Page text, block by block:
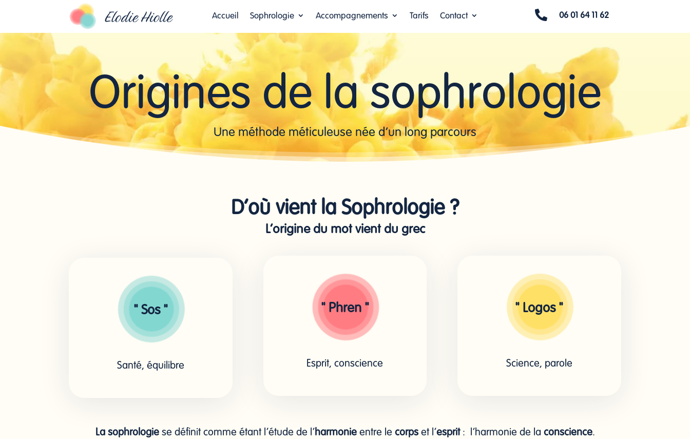
Accueil Sophrologie Accompagnements Tarifs Contact  06 01 64 11 62
Origines de la sophrologie
Une méthode méticuleuse née d’un long parcours
D’où vient la Sophrologie ?
L’origine du mot vient du grec
" Sos "
Santé, équilibre
" Phren "
Esprit, conscience
" Logos "
Science, parole
La sophrologiese définit comme étant l’étude de l’harmonieentre le corpset l’esprit: l’harmonie de la conscience.